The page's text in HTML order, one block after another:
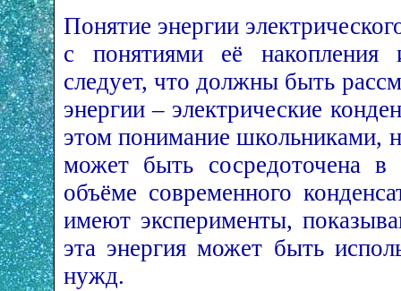
Понятие энергии
с понятиями её накопления
следует, что должны быть
энергии – электрические
этом понимание школьниками,
может быть сосредоточена в
объёме современного
имеют эксперименты,
эта энергия может быть
нужд.